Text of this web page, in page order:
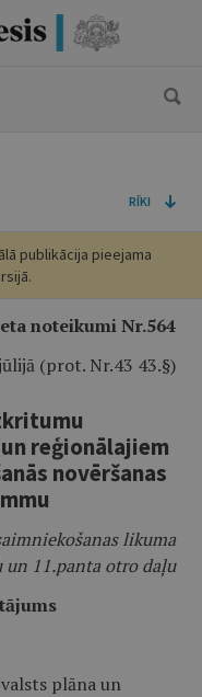
RĪKI
publikācija pieejama
noteikumi Nr.564
(prot. Nr.43 43.§)
reģionālajiem
novēršanas
likuma
un 11.panta otro daļu
plāna un